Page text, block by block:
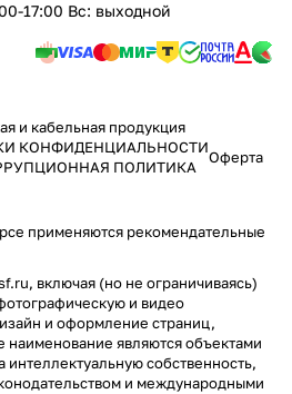
17:00 Вс: выходной
и кабельная продукция
КОНФИДЕНЦИАЛЬНОСТИ
ПОЛИТИКА
Оферта
применяются рекомендательные
включая (но не ограничиваясь)
и видео
и оформление страниц,
являются объектами
интеллектуальную собственность,
и международными